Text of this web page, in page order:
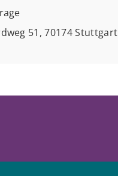
51, 70174 Stuttgart